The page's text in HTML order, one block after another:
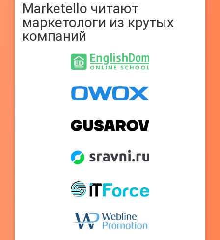
Marketello читают
маркетологи из крутых
компаний